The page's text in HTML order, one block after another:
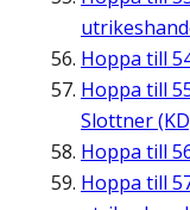
Hoppa till
Hoppa till
Slottner
Hoppa till
Hoppa till